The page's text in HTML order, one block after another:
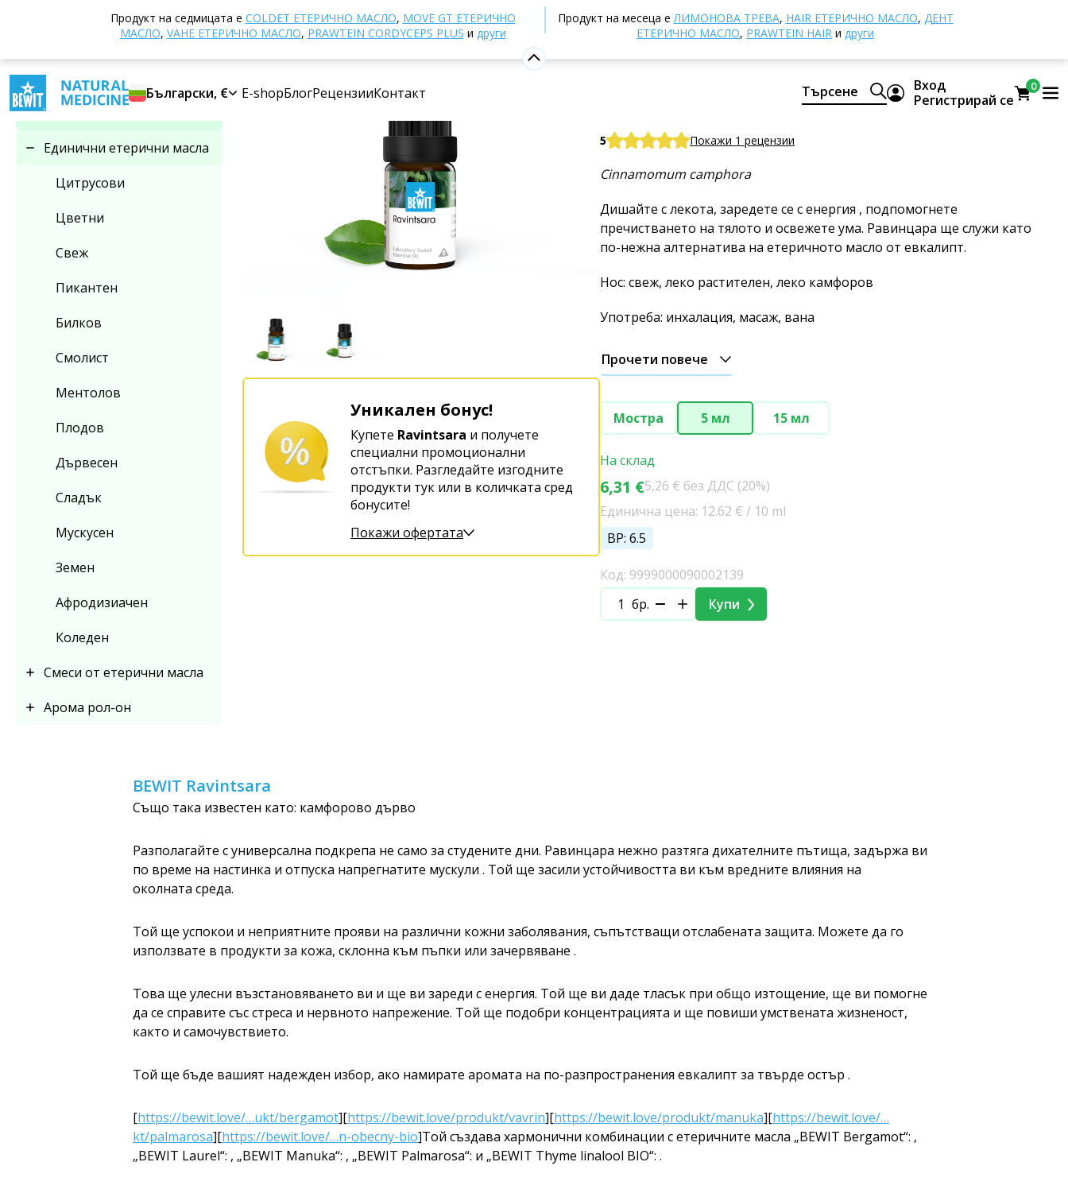
Продукт на седмицата е COLDET EТЕРИЧНО МАСЛО, MOVE GT ЕТЕРИЧНО
МАСЛО, VAHE ЕТЕРИЧНО МАСЛО, PRAWTEIN CORDYCEPS PLUS и други
Продукт на месеца еЛИМОНОВА ТРЕВА, HAIR ЕТЕРИЧНО МАСЛО, ДЕНТ
ЕТЕРИЧНО МАСЛО, PRAWTEIN HAIR и други
Български, € E-shopБлогРецензииКонтакт Търсене
Вход
Регистрирай се
0
Изберете категория
Единични етерични
масла
Единични етерични масла
Цитрусови
Цветни
Свеж
Пикантен
Билков
Смолист
Ментолов
Плодов
Дървесен
Сладък
Мускусен
Земен
Афродизиачен
Коледен
Смеси от етерични масла
Арома рол-он
Начало E-shop Ароматерапия Етерични масла Единични етерични масла Ravintsara
Уникален бонус!
Купете Ravintsara и получете
специални промоционални
отстъпки. Разгледайте изгодните
продукти тук или в количката сред
бонусите!
Покажи офертата
Ravintsara
100% чисто и натурално етерично масло CTEO®
5 Покажи 1 рецензии
Cinnamomum camphora
Дишайте с лекота, заредете се с енергия , подпомогнете
пречистването на тялото и освежете ума. Равинцара ще служи като
по-нежна алтернатива на етеричното масло от евкалипт.
Нос: свеж, леко растителен, леко камфоров
Употреба: инхалация, масаж, вана
Прочети повече
Мостра 5 мл 15 мл
На склад
6,31 €5,26 € без ДДС (20%)
Единична цена: 12.62 € / 10 ml
BP: 6.5
Код: 9999000090002139
бр.
Купи
BEWIT Ravintsara
Също така известен като: камфорово дърво
Разполагайте с универсална подкрепа не само за студените дни. Равинцара нежно разтяга дихателните пътища, задържа ви
по време на настинка и отпуска напрегнатите мускули . Той ще засили устойчивостта ви към вредните влияния на
околната среда.
Той ще успокои и неприятните прояви на различни кожни заболявания, съпътстващи отслабената защита. Можете да го
използвате в продукти за кожа, склонна към пъпки или зачервяване .
Това ще улесни възстановяването ви и ще ви зареди с енергия. Той ще ви даде тласък при общо изтощение, ще ви помогне
да се справите със стреса и нервното напрежение. Той ще подобри концентрацията и ще повиши умствената жизненост,
както и самочувствието.
Той ще бъде вашият надежден избор, ако намирате аромата на по-разпространения евкалипт за твърде остър .
[https://bewit.love/…ukt/bergamot][https://bewit.love/produkt/vavrin][https://bewit.love/produkt/manuka][https://bewit.love/…
kt/palmarosa][https://bewit.love/…n-obecny-bio]Той създава хармонични комбинации с етеричните масла „BEWIT Bergamot“: ,
„BEWIT Laurel“: , „BEWIT Manuka“: , „BEWIT Palmarosa“: и „BEWIT Thyme linalool BIO“: .